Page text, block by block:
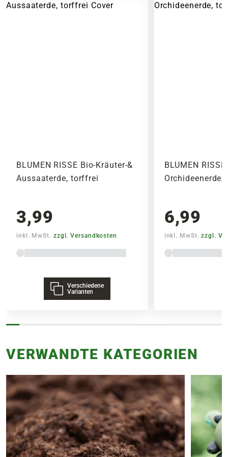
BLUMEN RISSE Bio-Kräuter-&
Aussaaterde, torffrei
3,99
inkl. MwSt. zzgl. Versandkosten
Verschiedene
Varianten
BLUMEN
6,99
inkl. MwSt.zzgl.
VERWANDTE KATEGORIEN